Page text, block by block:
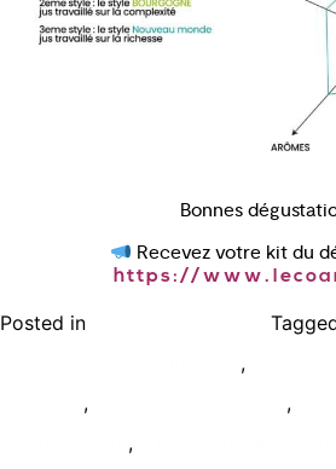
Bonnes
Recevez votre kit du
https://
Posted in
,
, ,
,